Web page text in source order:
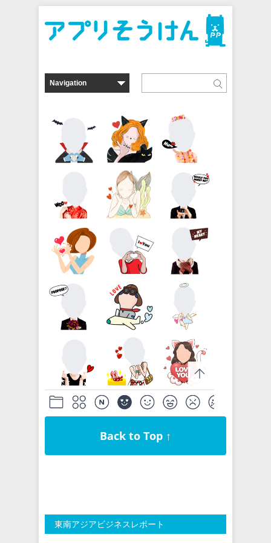
Back to Top ↑
東南アジアビジネスレポート